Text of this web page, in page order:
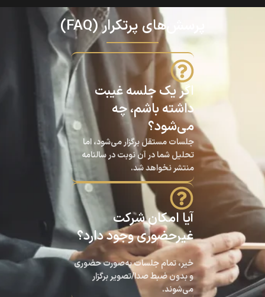
پرسش‌های پرتکرار (FAQ)
اگر یک جلسه غیبت
داشته باشم، چه
می‌شود؟
جلسات مستقل برگزار می‌شود، اما
تحلیل شما در آن نوبت در سالنامه
منتشر نخواهد شد.
آیا امکان شرکت
غیرحضوری وجود دارد؟
خیر، تمام جلسات به‌صورت حضوری
و بدون ضبط صدا/تصویر برگزار
می‌شوند.